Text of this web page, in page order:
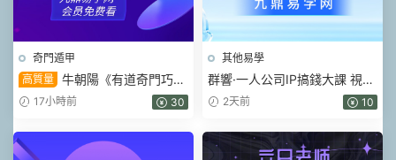
奇門遁甲
高質量 牛朝陽《有道奇門巧記
象義系統》17集視頻 約3小時
17小時前 30
其他易學
群響·一人公司IP搞錢大課 視頻
+課件pdf
2天前 10